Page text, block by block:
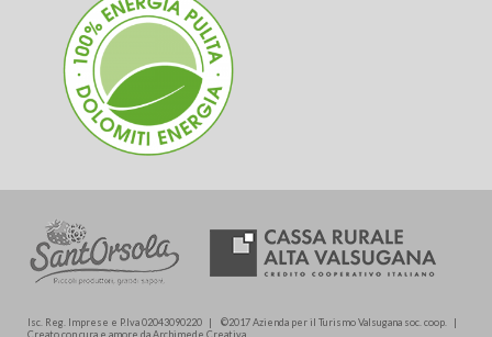
Isc. Reg. Imprese e P.Iva 02043090220 | ©2017 Azienda per il Turismo Valsugana soc. coop. |
Creato con cura e amore da Archimede.Creativa